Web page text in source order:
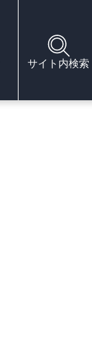
サイト内検索